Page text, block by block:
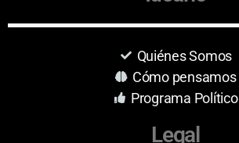
Quiénes Somos
Cómo pensamos
Programa Político
Legal